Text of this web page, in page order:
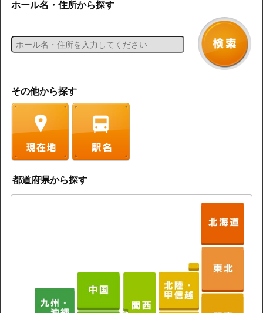
ホール名・住所から探す
その他から探す
都道府県から探す